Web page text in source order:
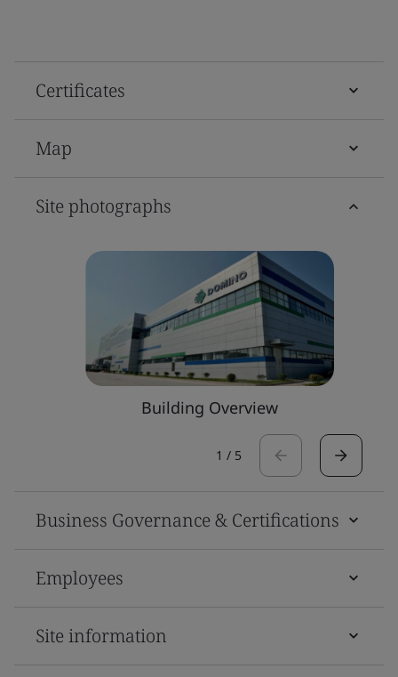
Certificates
Map
Site photographs
Building Overview
1 / 5
Business Governance & Certifications
Employees
Site information